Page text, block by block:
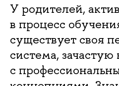
У родителей,
в процесс
существует своя
система,
с